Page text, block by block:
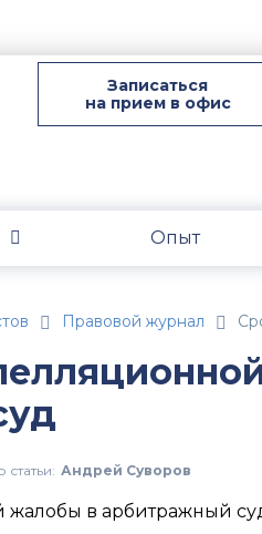
Записаться
на прием в офис
Опыт
Правовой журнал
статьи: Андрей Суворов